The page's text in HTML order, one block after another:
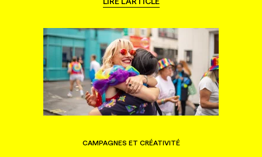
CAMPAGNES ET CRÉATIVITÉ